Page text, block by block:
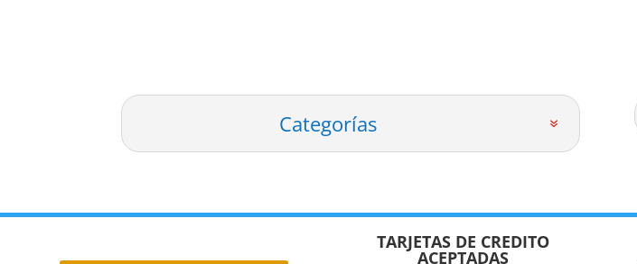
Categorías
TARJETAS DE CREDITO
ACEPTADAS